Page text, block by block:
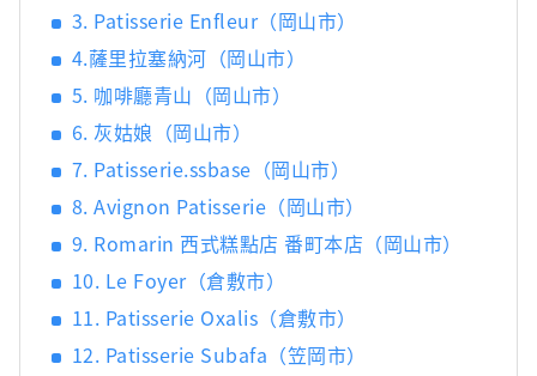
3. Patisserie Enfleur（岡山市）
4.薩里拉塞納河（岡山市）
5. 咖啡廳青山（岡山市）
6. 灰姑娘（岡山市）
7. Patisserie.ssbase（岡山市）
8. Avignon Patisserie（岡山市）
9. Romarin 西式糕點店 番町本店（岡山市）
10. Le Foyer（倉敷市）
11. Patisserie Oxalis（倉敷市）
12. Patisserie Subafa（笠岡市）